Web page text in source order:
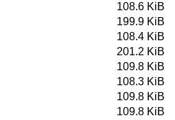
108.6 KiB
199.9 KiB
108.4 KiB
201.2 KiB
109.8 KiB
108.3 KiB
109.8 KiB
109.8 KiB